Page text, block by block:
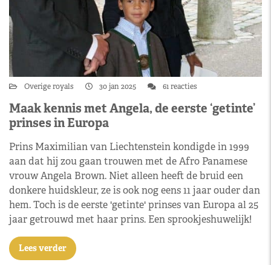
Overige royals 30 jan 2025 61 reacties
Maak kennis met Angela, de eerste ‘getinte’
prinses in Europa
Prins Maximilian van Liechtenstein kondigde in 1999
aan dat hij zou gaan trouwen met de Afro Panamese
vrouw Angela Brown. Niet alleen heeft de bruid een
donkere huidskleur, ze is ook nog eens 11 jaar ouder dan
hem. Toch is de eerste 'getinte' prinses van Europa al 25
jaar getrouwd met haar prins. Een sprookjeshuwelijk!
Lees verder